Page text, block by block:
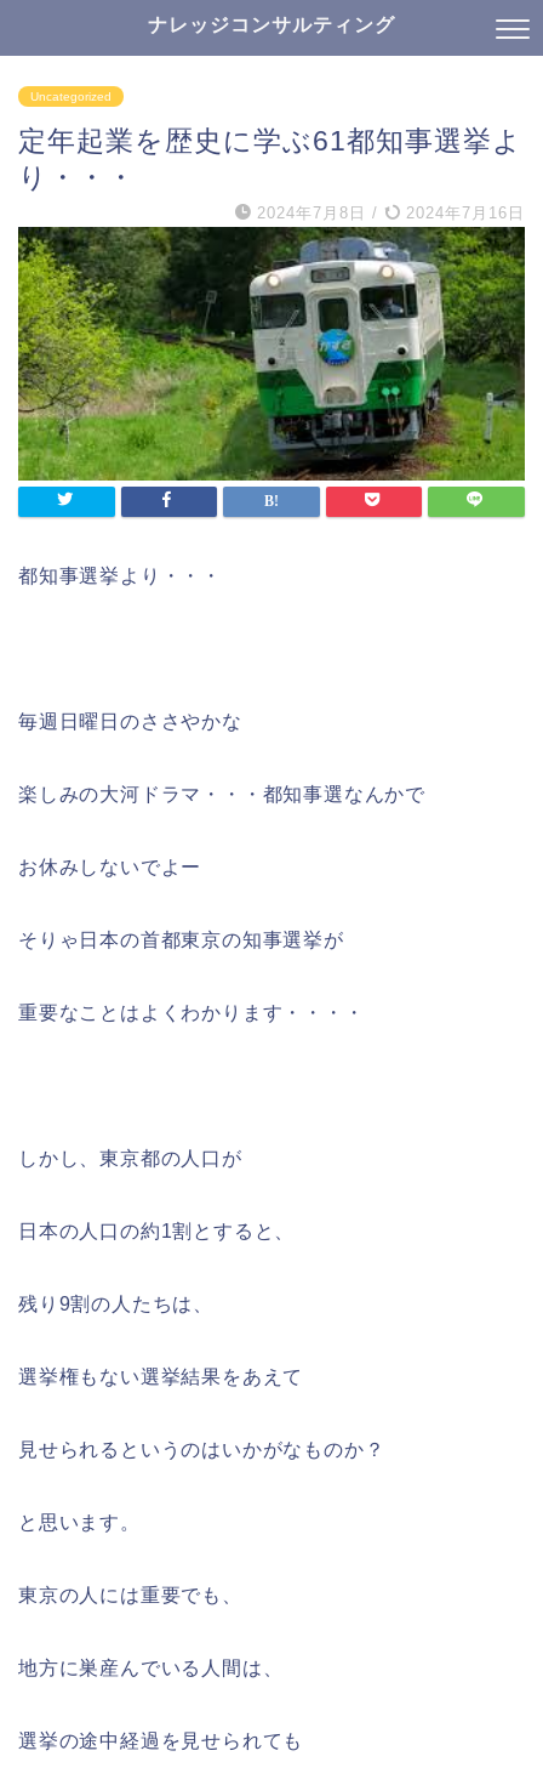
ナレッジコンサルティング
Uncategorized
定年起業を歴史に学ぶ61都知事選挙よ
り・・・
2024年7月8日 / 2024年7月16日
都知事選挙より・・・
毎週日曜日のささやかな
楽しみの大河ドラマ・・・都知事選なんかで
お休みしないでよー
そりゃ日本の首都東京の知事選挙が
重要なことはよくわかります・・・・
しかし、東京都の人口が
日本の人口の約1割とすると、
残り9割の人たちは、
選挙権もない選挙結果をあえて
見せられるというのはいかがなものか？
と思います。
東京の人には重要でも、
地方に巣産んでいる人間は、
選挙の途中経過を見せられても